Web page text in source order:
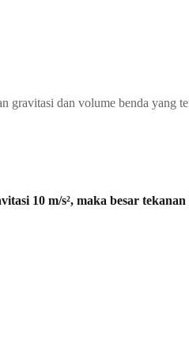
gravitasi dan volume benda yang
10 m/s², maka besar